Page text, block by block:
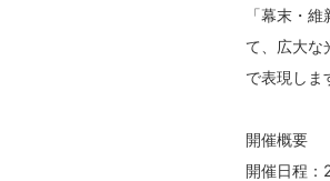
「幕末・
て、広大な
で表現しま
開催概要
開催日程